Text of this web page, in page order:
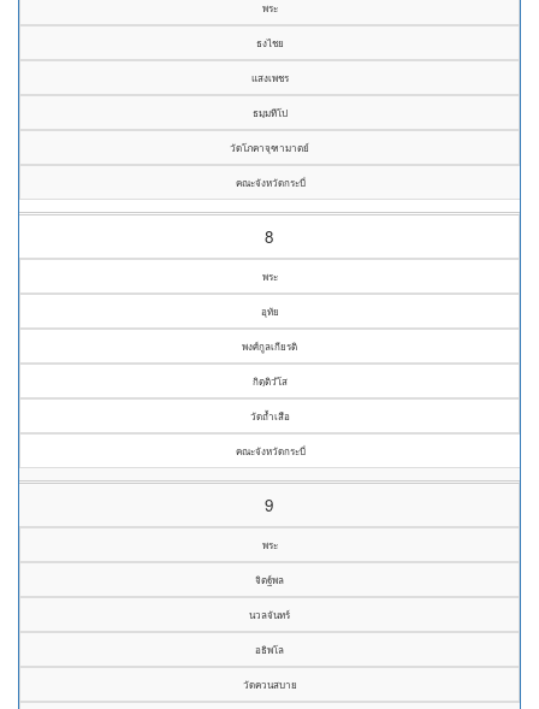
พระ
ธงไชย
แสงเพชร
ธมฺมทีโป
วัดโภคาจุฑามาตย์
คณะจังหวัดกระบี่
8
พระ
อุทัย
พงศ์กูลเกียรติ
กิตฺติวํโส
วัดถ้ำเสือ
คณะจังหวัดกระบี่
9
พระ
จิตฐ์พล
นวลจันทร์
อธิพโล
วัดควนสบาย